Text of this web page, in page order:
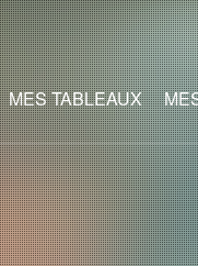
MES TABLEAUX